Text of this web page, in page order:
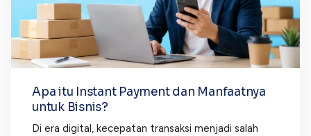
Apa itu Instant Payment dan Manfaatnya
untuk Bisnis?
Di era digital, kecepatan transaksi menjadi salah